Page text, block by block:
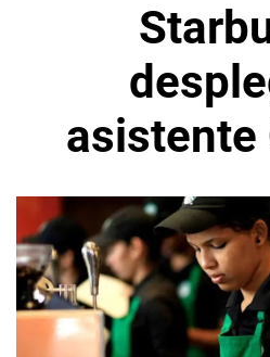
asistente
para